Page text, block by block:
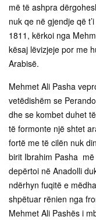
më të ashpra
nuk qe në gjendje që
1811, kërkoi nga
kësaj lëvizjeje por me
Arabisë.
Mehmet Ali Pasha
vetëdishëm se
dhe se kombet duhet
të formonte një shtet
fortë me të cilën nuk
birit Ibrahim Pasha
depërtoi në Anadolli
ndërhyn fuqitë e
shpëtuar rënien nga
Mehmet Ali Pashës i